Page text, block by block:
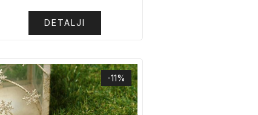
DETALJI
-11%